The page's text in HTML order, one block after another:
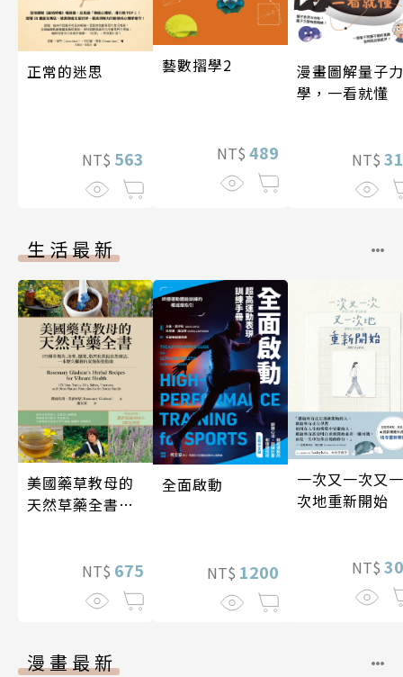
正常的迷思
NT$ 563
藝數摺學2
NT$ 489
漫畫圖解量子力
學，一看就懂
NT$
生活最新
美國藥草教母的
天然草藥全書
NT$ 675
全面啟動
NT$ 1200
一次又一次又一
次地重新開始
NT$
漫畫最新